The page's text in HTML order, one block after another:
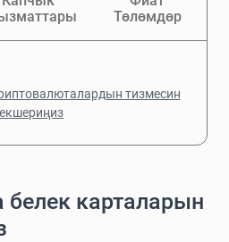
Төлөмдөр
тизмесин
карталарын